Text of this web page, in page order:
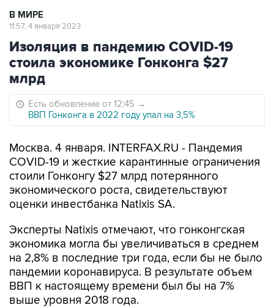
В МИРЕ
11:57, 4 января 2023
Изоляция в пандемию COVID-19
стоила экономике Гонконга $27
млрд
Есть обновление от 12:45 →
ВВП Гонконга в 2022 году упал на 3,5%
Москва. 4 января. INTERFAX.RU - Пандемия
COVID-19 и жесткие карантинные ограничения
стоили Гонконгу $27 млрд потерянного
экономического роста, свидетельствуют
оценки инвестбанка Natixis SA.
Эксперты Natixis отмечают, что гонконгская
экономика могла бы увеличиваться в среднем
на 2,8% в последние три года, если бы не было
пандемии коронавируса. В результате объем
ВВП к настоящему времени был бы на 7%
выше уровня 2018 года.